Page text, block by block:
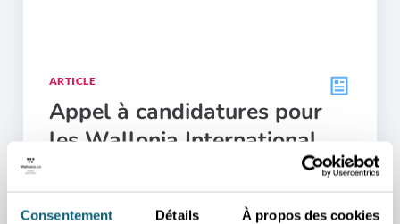
Consentement Détails À propos des cookies
ARTICLE
Appel à candidatures pour
les Wallonia International
Publié le 18.05.2026